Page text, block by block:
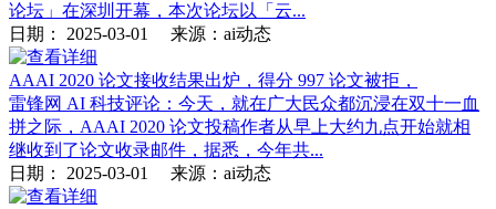
论坛」在深圳开幕，本次论坛以「云...
日期： 2025-03-01 来源：ai动态
AAAI 2020 论文接收结果出炉，得分 997 论文被拒，
雷锋网 AI 科技评论：今天，就在广大民众都沉浸在双十一血
拼之际，AAAI 2020 论文投稿作者从早上大约九点开始就相
继收到了论文收录邮件，据悉，今年共...
日期： 2025-03-01 来源：ai动态